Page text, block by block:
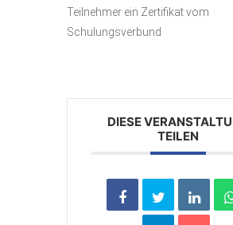
Teilnehmer ein Zertifikat vom
Schulungsverbund
DIESE
TEILEN